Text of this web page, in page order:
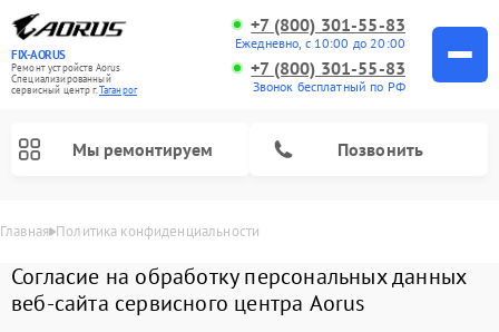
FIX-AORUS
Ремонт устройств Aorus
Специализированный
cервисный центр г.Таганрог
+7 (800) 301-55-83
Ежедневно, с 10:00 до 20:00
+7 (800) 301-55-83
Звонок бесплатный по РФ
Мы ремонтируем Позвонить
Главная Политика конфиденциальности
Согласие на обработку персональных данных
веб-сайта сервисного центра Aorus